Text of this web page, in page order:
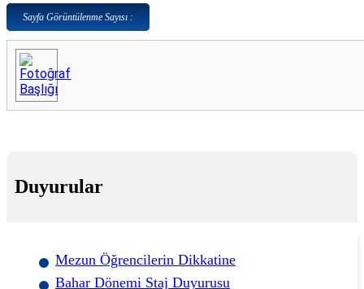
Sayfa Görüntülenme Sayısı :
Duyurular
Mezun Öğrencilerin Dikkatine
Bahar Dönemi Staj Duyurusu